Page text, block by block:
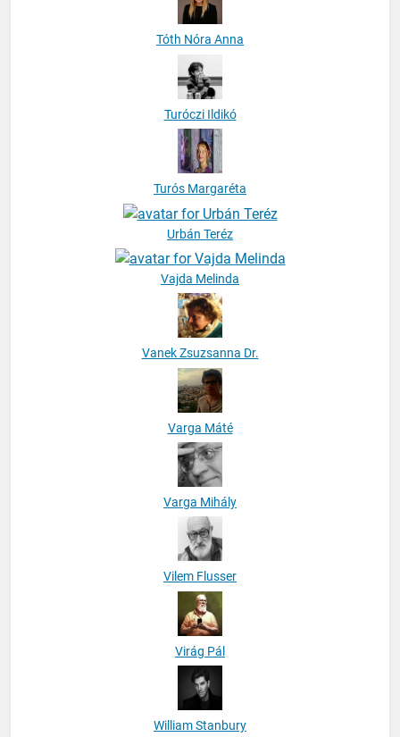
Tóth Nóra Anna
Turóczi Ildikó
Turós Margaréta
Urbán Teréz
Vajda Melinda
Vanek Zsuzsanna Dr.
Varga Máté
Varga Mihály
Vilem Flusser
Virág Pál
William Stanbury